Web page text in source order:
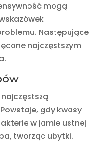
mogą
Następujące
najczęstszym
gdy kwasy
w jamie ustnej
tworząc ubytki.